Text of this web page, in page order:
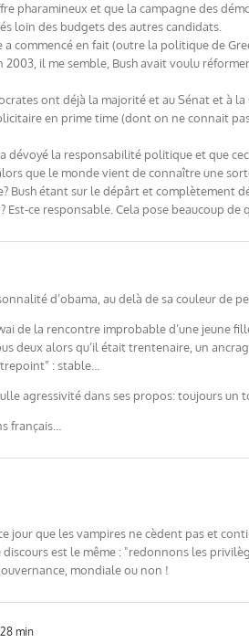
pharamineux et que la campagne des
loin des budgets des autres candidats.
a commencé en fait (outre la politique de
il me semble, Bush avait voulu
ont déjà la majorité et au Sénat et à la
en prime time (dont on ne connait
dévoyé la responsabilité politique et que
que le monde vient de connaître une
Bush étant sur le dépârt et complètement
ce responsable. Cela pose beaucoup de
d’obama, au delà de sa couleur de
de la rencontre improbable d’une jeune
deux alors qu’il était trentenaire, un
: stable…
agressivité dans ses propos: toujours
français…
jour que les vampires ne cèdent pas et
est le même : "redonnons les
mondiale ou non !
min